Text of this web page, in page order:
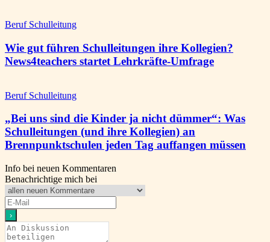
Beruf Schulleitung
Wie gut führen Schulleitungen ihre Kollegien?
News4teachers startet Lehrkräfte-Umfrage
Beruf Schulleitung
„Bei uns sind die Kinder ja nicht dümmer“: Was
Schulleitungen (und ihre Kollegien) an
Brennpunktschulen jeden Tag auffangen müssen
Info bei neuen Kommentaren
Benachrichtige mich bei